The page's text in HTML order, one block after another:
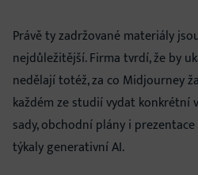
Právě ty zadržované materiály
nejdůležitější. Firma tvrdí, že by
nedělají totéž, za co Midjourney
každém ze studií vydat konkrétní
sady, obchodní plány i
týkaly generativní AI.